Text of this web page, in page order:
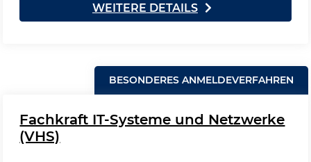
WEITERE DETAILS
BESONDERES ANMELDEVERFAHREN
Fachkraft IT-Systeme und Netzwerke
(VHS)